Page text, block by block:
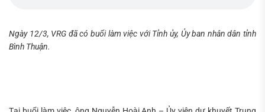
Ngày 12/3, VRG đã có buổi làm việc với Tỉnh ủy, Ủy ban nhân dân tỉnh
Bình Thuận.